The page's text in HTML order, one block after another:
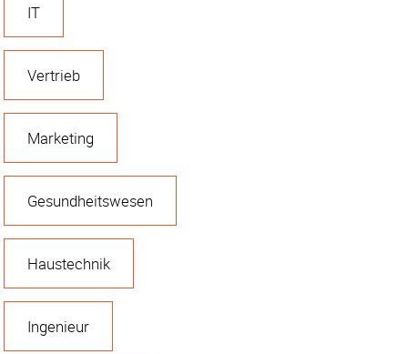
IT
Vertrieb
Marketing
Gesundheitswesen
Haustechnik
Ingenieur